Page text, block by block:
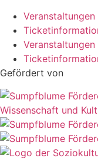
Veranstaltungen
Veranstaltungen
Gefördert von